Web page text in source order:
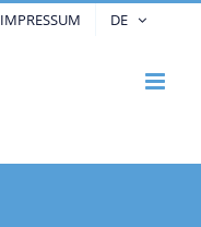
IMPRESSUM DE